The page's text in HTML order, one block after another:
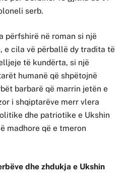
serb.
përfshirë në roman si një
cila vë përballë dy tradita të
të kundërta, si një
humanë që shpëtojnë
barbarë që marrin jetën e
i shqiptarëve merr vlera
dhe patriotike e Ukshin
madhore që e tmeron
dhe zhdukja e Ukshin